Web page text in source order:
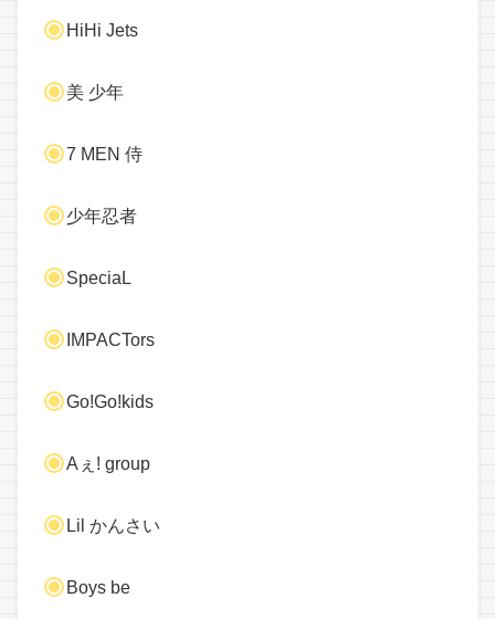
HiHi Jets
美 少年
7 MEN 侍
少年忍者
SpeciaL
IMPACTors
Go!Go!kids
Aぇ! group
Lil かんさい
Boys be